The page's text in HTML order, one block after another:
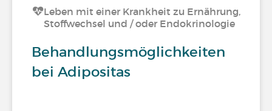
Leben mit einer Krankheit zu Ernährung,
Stoffwechsel und / oder Endokrinologie
Behandlungsmöglichkeiten
bei Adipositas